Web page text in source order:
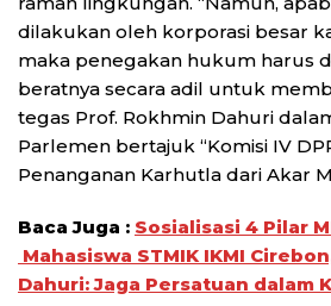
dilakukan oleh korporasi besar
maka penegakan hukum harus
beratnya secara adil untuk
tegas Prof. Rokhmin Dahuri
Parlemen bertajuk “Komisi IV
Penanganan Karhutla dari Akar
Baca Juga : Sosialisasi 4 Pilar
Mahasiswa STMIK IKMI
Dahuri: Jaga Persatuan dalam